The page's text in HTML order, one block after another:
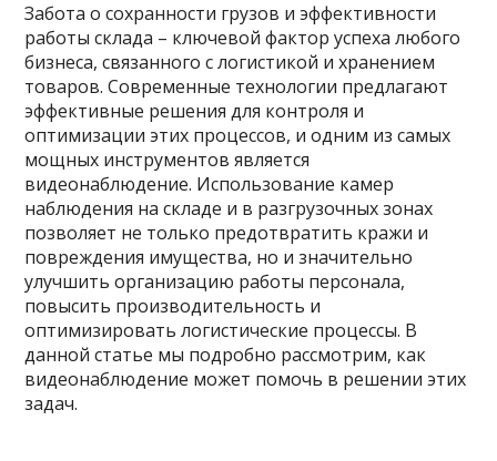
Забота о сохранности грузов и эффективности
работы склада – ключевой фактор успеха любого
бизнеса, связанного с логистикой и хранением
товаров. Современные технологии предлагают
эффективные решения для контроля и
оптимизации этих процессов, и одним из самых
мощных инструментов является
видеонаблюдение. Использование камер
наблюдения на складе и в разгрузочных зонах
позволяет не только предотвратить кражи и
повреждения имущества, но и значительно
улучшить организацию работы персонала,
повысить производительность и
оптимизировать логистические процессы. В
данной статье мы подробно рассмотрим, как
видеонаблюдение может помочь в решении этих
задач.